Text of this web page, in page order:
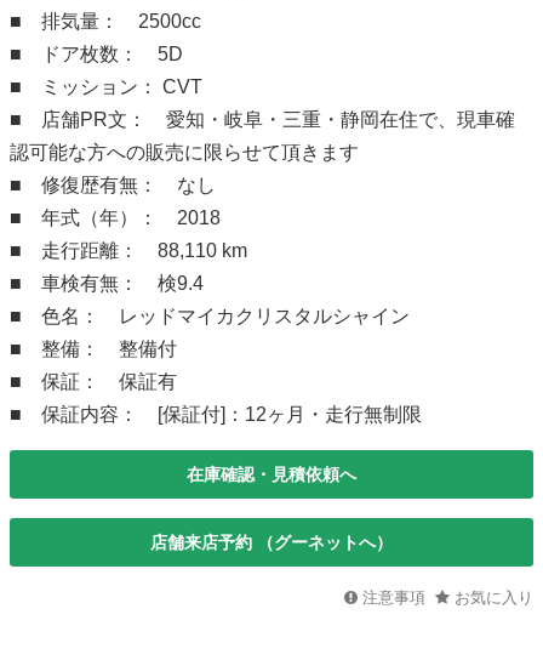
■ 排気量： 2500cc
■ ドア枚数： 5D
■ ミッション： CVT
■ 店舗PR文： 愛知・岐阜・三重・静岡在住で、現車確
認可能な方への販売に限らせて頂きます
■ 修復歴有無： なし
■ 年式（年）： 2018
■ 走行距離： 88,110 km
■ 車検有無： 検9.4
■ 色名： レッドマイカクリスタルシャイン
■ 整備： 整備付
■ 保証： 保証有
■ 保証内容： [保証付]：12ヶ月・走行無制限
在庫確認・見積依頼へ
店舗来店予約 （グーネットへ）
注意事項 お気に入り